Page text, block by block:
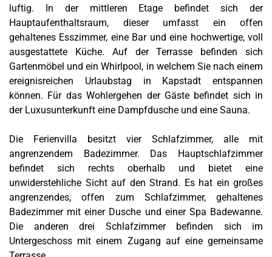
luftig. In der mittleren Etage befindet sich der
Hauptaufenthaltsraum, dieser umfasst ein offen
gehaltenes Esszimmer, eine Bar und eine hochwertige, voll
ausgestattete Küche. Auf der Terrasse befinden sich
Gartenmöbel und ein Whirlpool, in welchem Sie nach einem
ereignisreichen Urlaubstag in Kapstadt entspannen
können. Für das Wohlergehen der Gäste befindet sich in
der Luxusunterkunft eine Dampfdusche und eine Sauna.
Die Ferienvilla besitzt vier Schlafzimmer, alle mit
angrenzendem Badezimmer. Das Hauptschlafzimmer
befindet sich rechts oberhalb und bietet eine
unwiderstehliche Sicht auf den Strand. Es hat ein großes
angrenzendes, offen zum Schlafzimmer, gehaltenes
Badezimmer mit einer Dusche und einer Spa Badewanne.
Die anderen drei Schlafzimmer befinden sich im
Untergeschoss mit einem Zugang auf eine gemeinsame